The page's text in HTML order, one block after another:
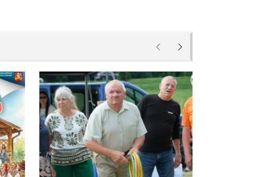
PoprzednieNastępne